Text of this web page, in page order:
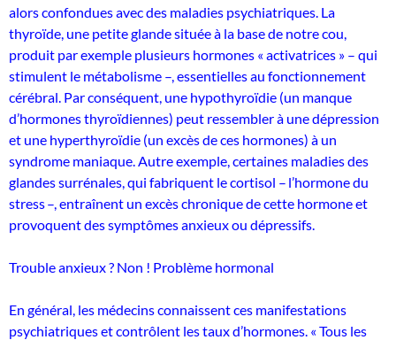
alors confondues avec des maladies psychiatriques. La
thyroïde, une petite glande située à la base de notre cou,
produit par exemple plusieurs hormones « activatrices » – qui
stimulent le métabolisme –, essentielles au fonctionnement
cérébral. Par conséquent, une hypothyroïdie (un manque
d’hormones thyroïdiennes) peut ressembler à une dépression
et une hyperthyroïdie (un excès de ces hormones) à un
syndrome maniaque. Autre exemple, certaines maladies des
glandes surrénales, qui fabriquent le cortisol – l’hormone du
stress –, entraînent un excès chronique de cette hormone et
provoquent des symptômes anxieux ou dépressifs.
Trouble anxieux ? Non ! Problème hormonal
En général, les médecins connaissent ces manifestations
psychiatriques et contrôlent les taux d’hormones. « Tous les